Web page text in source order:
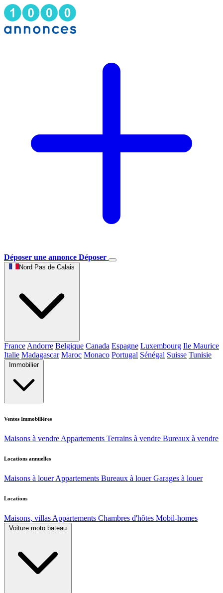
Déposer une annonce Déposer
Nord Pas de Calais
France Andorre Belgique Canada Espagne Luxembourg Ile Maurice
Italie Madagascar Maroc Monaco Portugal Sénégal Suisse Tunisie
Immobilier
Ventes Immobilières
Maisons à vendre Appartements Terrains à vendre Bureaux à vendre
Locations annuelles
Maisons à louer Appartements Bureaux à louer Garages à louer
Locations
Maisons, villas Appartements Chambres d'hôtes Mobil-homes
Voiture moto bateau